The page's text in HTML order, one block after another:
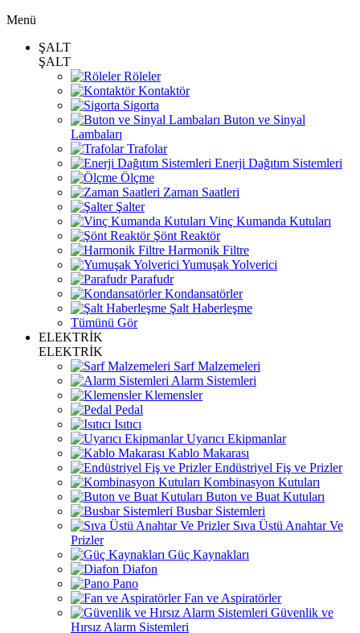
Menü
ŞALT
ŞALT
Röleler
Kontaktör
Sigorta
Buton ve Sinyal
Lambaları
Trafolar
Enerji Dağıtım Sistemleri
Ölçme
Zaman Saatleri
Şalter
Vinç Kumanda Kutuları
Şönt Reaktör
Harmonik Filtre
Yumuşak Yolverici
Parafudr
Kondansatörler
Şalt Haberleşme
Tümünü Gör
ELEKTRİK
ELEKTRİK
Sarf Malzemeleri
Alarm Sistemleri
Klemensler
Pedal
Isıtıcı
Uyarıcı Ekipmanlar
Kablo Makarası
Endüstriyel Fiş ve Prizler
Kombinasyon Kutuları
Buton ve Buat Kutuları
Busbar Sistemleri
Sıva Üstü Anahtar Ve
Prizler
Güç Kaynakları
Diafon
Pano
Fan ve Aspiratörler
Güvenlik ve
Hırsız Alarm Sistemleri